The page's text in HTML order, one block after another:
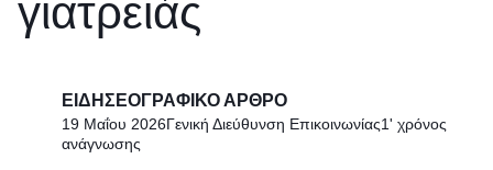
γιατρειάς
ΕΙΔΗΣΕΟΓΡΑΦΙΚΌ ΆΡΘΡΟ
19 Μαΐου 2026Γενική Διεύθυνση Επικοινωνίας1' χρόνος
ανάγνωσης